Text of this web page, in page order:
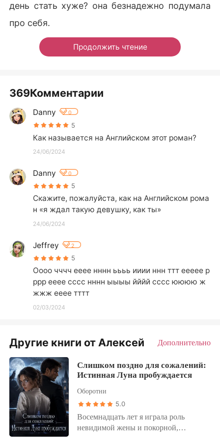
день стать хуже? она безнадежно подумала
про себя.
Продолжить чтение
369Комментарии
Danny 0
5
Как называется на Английском этот роман?
24/06/2024
Danny 0
5
Скажите, пожалуйста, как на Английском рома
н «я ждал такую девушку, как ты»
24/06/2024
Jeffrey 2
5
Оооо чччч ееее нннн ьььь ииии ннн ттт еееее р
ррр ееее сссс нннн ыыыы йййй сссс юююю ж
жжж ееее тттт
02/03/2024
Другие книги от Алексей Дополнительно
Слишком поздно для сожалений:
Истинная Луна пробуждается
Оборотни
5.0
Восемнадцать лет я играла роль
невидимой жены и покорной,